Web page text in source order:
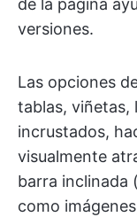
de la página
versiones.
Las opciones
tablas, viñetas,
incrustados,
visualmente
barra inclinada
como